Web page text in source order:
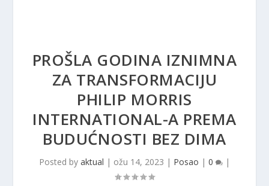
PROŠLA GODINA IZNIMNA
ZA TRANSFORMACIJU
PHILIP MORRIS
INTERNATIONAL-A PREMA
BUDUĆNOSTI BEZ DIMA
Posted by aktual | ožu 14, 2023 | Posao | 0 |